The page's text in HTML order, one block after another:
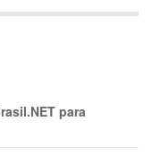
para